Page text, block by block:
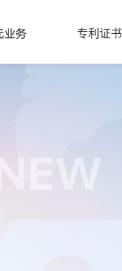
业务 专利证书